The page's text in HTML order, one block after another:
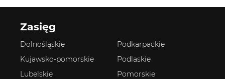
Zasięg
Dolnośląskie
Kujawsko-pomorskie
Lubelskie
Podkarpackie
Podlaskie
Pomorskie